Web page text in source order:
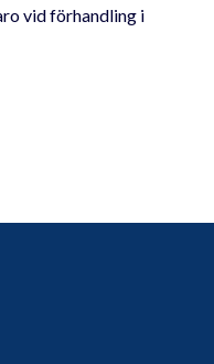
vid förhandling i